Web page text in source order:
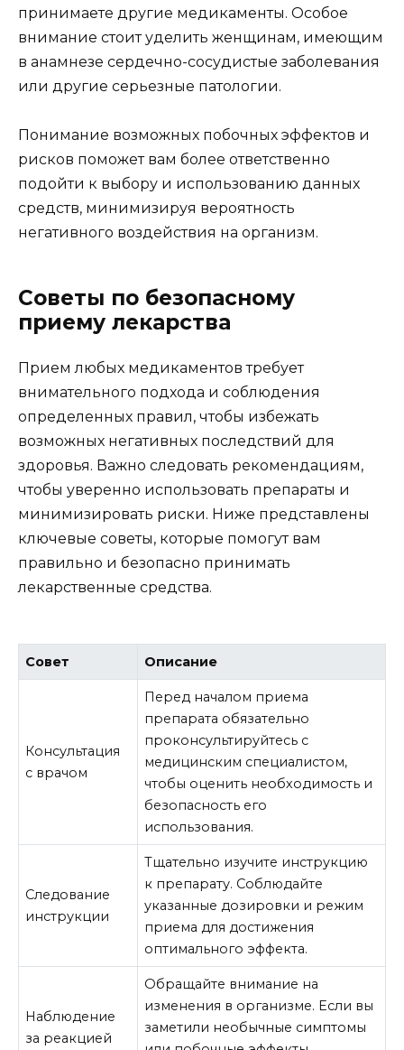
принимаете другие медикаменты. Особое
внимание стоит уделить женщинам, имеющим
в анамнезе сердечно-сосудистые заболевания
или другие серьезные патологии.
Понимание возможных побочных эффектов и
рисков поможет вам более ответственно
подойти к выбору и использованию данных
средств, минимизируя вероятность
негативного воздействия на организм.
Советы по безопасному
приему лекарства
Прием любых медикаментов требует
внимательного подхода и соблюдения
определенных правил, чтобы избежать
возможных негативных последствий для
здоровья. Важно следовать рекомендациям,
чтобы уверенно использовать препараты и
минимизировать риски. Ниже представлены
ключевые советы, которые помогут вам
правильно и безопасно принимать
лекарственные средства.
Совет Описание
Консультация
с врачом
Перед началом приема
препарата обязательно
проконсультируйтесь с
медицинским специалистом,
чтобы оценить необходимость и
безопасность его
использования.
Следование
инструкции
Тщательно изучите инструкцию
к препарату. Соблюдайте
указанные дозировки и режим
приема для достижения
оптимального эффекта.
Наблюдение
за реакцией
Обращайте внимание на
изменения в организме. Если вы
заметили необычные симптомы